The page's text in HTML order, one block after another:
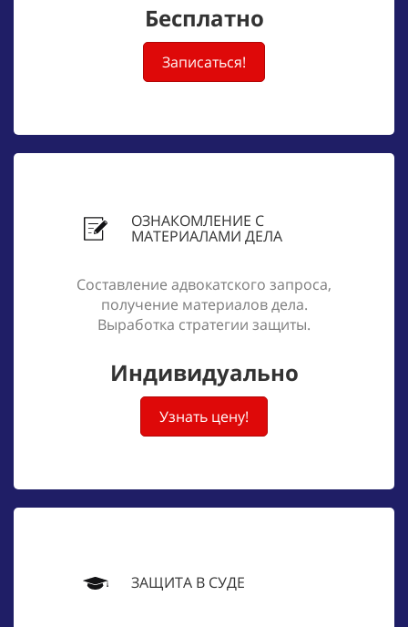
Бесплатно
Записаться!
ОЗНАКОМЛЕНИЕ С
МАТЕРИАЛАМИ ДЕЛА
Составление адвокатского запроса,
получение материалов дела.
Выработка стратегии защиты.
Индивидуально
Узнать цену!
ЗАЩИТА В СУДЕ